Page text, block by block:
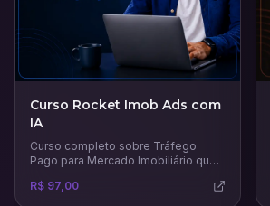
Curso Rocket Imob Ads com
IA
Curso completo sobre Tráfego
Pago para Mercado Imobiliário que
certeiras para venda e aluguel de
R$ 97,00